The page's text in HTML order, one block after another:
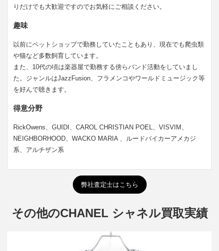
りだけでも大歓迎ですのでお気軽にご相談ください。
趣味
以前にペットショップで勤務していたこともあり、現在でも爬虫類
や猫など多数飼育しています。
また、10代の頃は楽器屋で勤務する傍らバンド活動をしていまし
た。ジャンルはJazzFusion、フラメンコやワールドミュージック等
を好んで聴きます。
得意分野
RickOwens、GUIDI、CAROL CHRISTIAN POEL、VISVIM、
NEIGHBORHOOD、WACKO MARIA 、ルードバイカーアメカジ
系、アルチザン系
弊社査定士はこちら
その他のCHANEL シャネル買取実績